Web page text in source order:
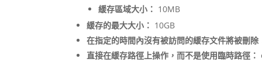
緩存區域大小： 10MB
緩存的最大大小： 10GB
在指定的時間內沒有被訪問的緩存文件將被刪除
直接在緩存路徑上操作，而不是使用臨時路徑：